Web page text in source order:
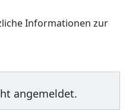
Informationen zur
angemeldet.